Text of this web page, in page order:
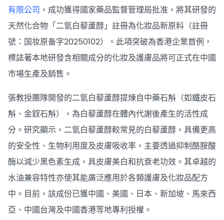
有限公司 ，成功獲得國家藥品監督管理局批准，將其研發的
天然化合物「二氫白藜蘆醇」註冊為化妝品新原料（註冊
號：国妆原备字20250102）。此項突破為香港企業首例，
標誌著本地研發含相關成分的化妝及護膚品將可正式在中國
市場生產及銷售。
張教授團隊開發的二氫白藜蘆醇提煉自中藥石斛（如鐵皮石
斛、金釵石斛），為白藜蘆醇在體內代謝後產生的活性成
分。研究顯示，二氫白藜蘆醇較常見的白藜蘆醇，具備更高
的安全性、生物利用度及皮膚吸收率，主要透過抑制酪胺酸
酶以減少黑色素生成，具皮膚美白和抗衰老功效。其卓越的
水油兼容特性亦使其能廣泛應用於各類護膚及化妝品配方
中。目前，該成份已獲中國、美國、日本、新加坡、馬來西
亞、中國台灣及中國香港等地專利授權。